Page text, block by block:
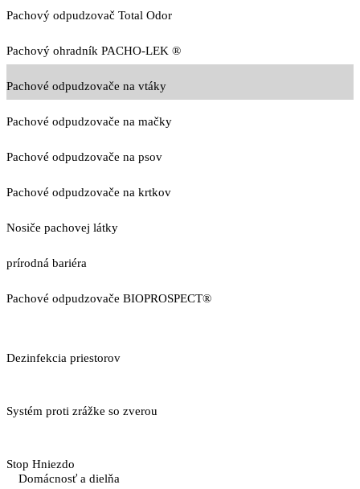
Pachový odpudzovač Total Odor
Pachový ohradník PACHO-LEK ®
Pachové odpudzovače na vtáky
Pachové odpudzovače na mačky
Pachové odpudzovače na psov
Pachové odpudzovače na krtkov
Nosiče pachovej látky
prírodná bariéra
Pachové odpudzovače BIOPROSPECT®
Dezinfekcia priestorov
Systém proti zrážke so zverou
Stop Hniezdo
Domácnosť a dielňa